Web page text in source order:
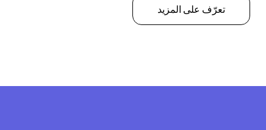
تعرّف على المزيد